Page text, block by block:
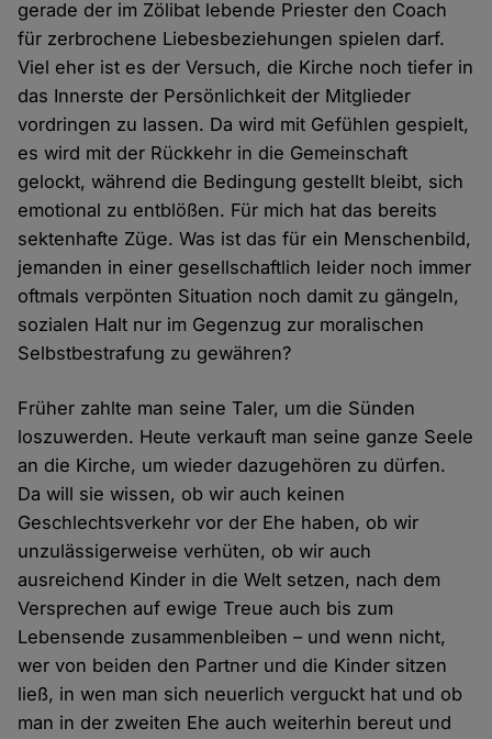
gerade der im Zölibat lebende Priester den Coach
für zerbrochene Liebesbeziehungen spielen darf.
Viel eher ist es der Versuch, die Kirche noch tiefer in
das Innerste der Persönlichkeit der Mitglieder
vordringen zu lassen. Da wird mit Gefühlen gespielt,
es wird mit der Rückkehr in die Gemeinschaft
gelockt, während die Bedingung gestellt bleibt, sich
emotional zu entblößen. Für mich hat das bereits
sektenhafte Züge. Was ist das für ein Menschenbild,
jemanden in einer gesellschaftlich leider noch immer
oftmals verpönten Situation noch damit zu gängeln,
sozialen Halt nur im Gegenzug zur moralischen
Selbstbestrafung zu gewähren?
Früher zahlte man seine Taler, um die Sünden
loszuwerden. Heute verkauft man seine ganze Seele
an die Kirche, um wieder dazugehören zu dürfen.
Da will sie wissen, ob wir auch keinen
Geschlechtsverkehr vor der Ehe haben, ob wir
unzulässigerweise verhüten, ob wir auch
ausreichend Kinder in die Welt setzen, nach dem
Versprechen auf ewige Treue auch bis zum
Lebensende zusammenbleiben – und wenn nicht,
wer von beiden den Partner und die Kinder sitzen
ließ, in wen man sich neuerlich verguckt hat und ob
man in der zweiten Ehe auch weiterhin bereut und